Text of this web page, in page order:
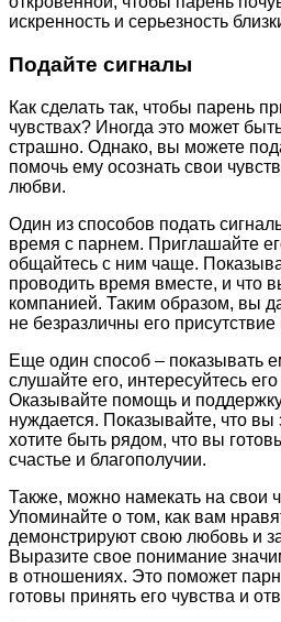
искренность и серьезность
Подайте сигналы
Как сделать так, чтобы парень
чувствах? Иногда это может
страшно. Однако, вы можете
помочь ему осознать свои
любви.
Один из способов подать
время с парнем. Приглашайте
общайтесь с ним чаще.
проводить время вместе, и что
компанией. Таким образом, вы
не безразличны его
Еще один способ – показывать
слушайте его, интересуйтесь
Оказывайте помощь и
нуждается. Показывайте, что вы
хотите быть рядом, что вы
счастье и благополучии.
Также, можно намекать на свои
Упоминайте о том, как вам
демонстрируют свою любовь и
Выразите свое понимание
в отношениях. Это поможет
готовы принять его чувства и